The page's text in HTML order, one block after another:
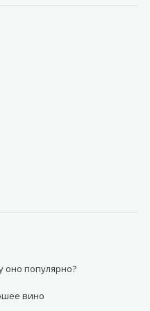
оно популярно?
вино